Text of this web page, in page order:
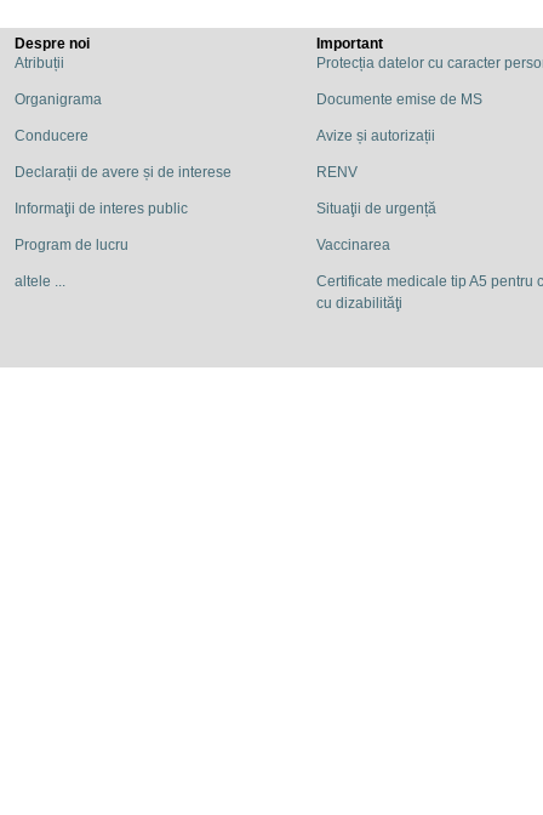
Despre noi
Atribuții
Organigrama
Conducere
Declarații de avere și de interese
Informaţii de interes public
Program de lucru
altele ...
Important
Protecția datelor cu caracter
Documente emise de MS
Avize și autorizații
RENV
Situaţii de urgență
Vaccinarea
Certificate medicale tip A5 pentru
cu dizabilităţi